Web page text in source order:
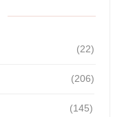
(22)
(206)
(145)